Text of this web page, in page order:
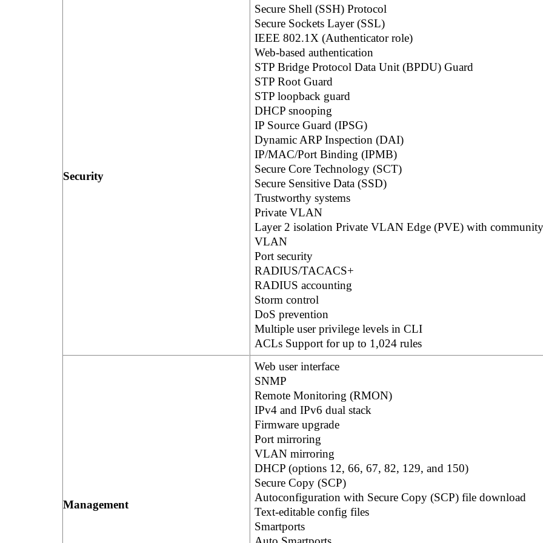
Security
Secure Shell (SSH) Protocol
Secure Sockets Layer (SSL)
IEEE 802.1X (Authenticator role)
Web-based authentication
STP Bridge Protocol Data Unit (BPDU) Guard
STP Root Guard
STP loopback guard
DHCP snooping
IP Source Guard (IPSG)
Dynamic ARP Inspection (DAI)
IP/MAC/Port Binding (IPMB)
Secure Core Technology (SCT)
Secure Sensitive Data (SSD)
Trustworthy systems
Private VLAN
Layer 2 isolation Private VLAN Edge (PVE) with community
VLAN
Port security
RADIUS/TACACS+
RADIUS accounting
Storm control
DoS prevention
Multiple user privilege levels in CLI
ACLs Support for up to 1,024 rules
Management
Web user interface
SNMP
Remote Monitoring (RMON)
IPv4 and IPv6 dual stack
Firmware upgrade
Port mirroring
VLAN mirroring
DHCP (options 12, 66, 67, 82, 129, and 150)
Secure Copy (SCP)
Autoconfiguration with Secure Copy (SCP) file download
Text-editable config files
Smartports